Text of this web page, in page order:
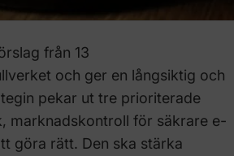
från 13
och ger en långsiktig och
pekar ut tre prioriterade
marknadskontroll för säkrare e-
göra rätt. Den ska stärka